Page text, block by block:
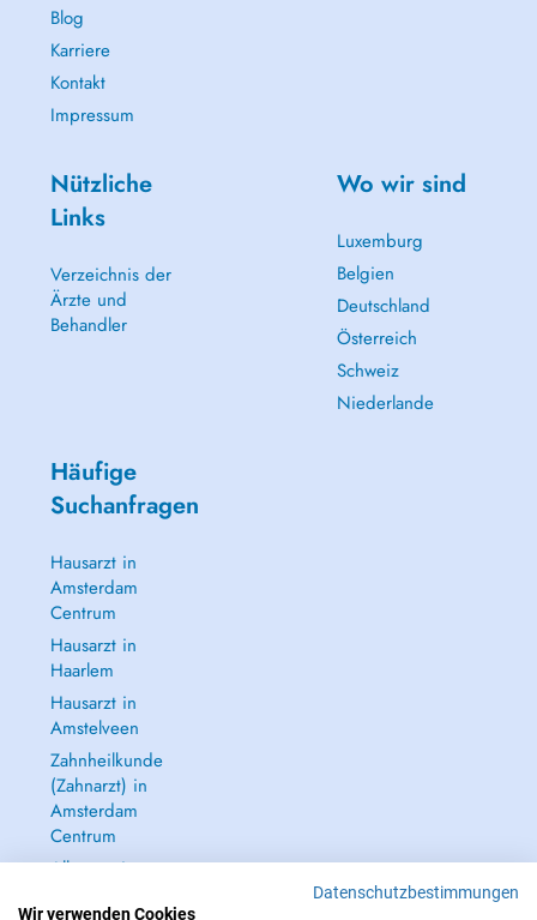
Blog
Karriere
Kontakt
Impressum
Nützliche
Links
Verzeichnis der
Ärzte und
Behandler
Wo wir sind
Luxemburg
Belgien
Deutschland
Österreich
Schweiz
Niederlande
Häufige
Suchanfragen
Hausarzt in
Amsterdam
Centrum
Hausarzt in
Haarlem
Hausarzt in
Amstelveen
Zahnheilkunde
(Zahnarzt) in
Amsterdam
Centrum
Alle anzeigen →
Datenschutzbestimmungen
Wir verwenden Cookies